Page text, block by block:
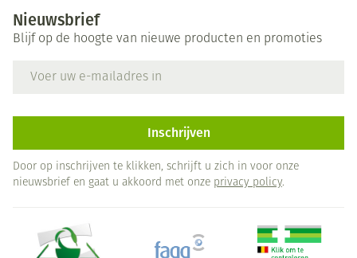
Nieuwsbrief
Blijf op de hoogte van nieuwe producten en promoties
Inschrijven
Door op inschrijven te klikken, schrijft u zich in voor onze
nieuwsbrief en gaat u akkoord met onze privacy policy.